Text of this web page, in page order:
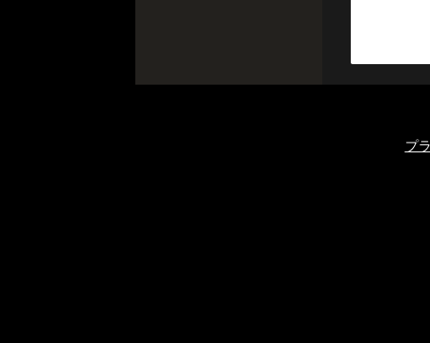
プ